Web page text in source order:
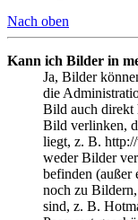
Nach oben
Kann ich Bilder in
Ja, Bilder
die
Bild auch direkt
Bild verlinken,
liegt, z. B.
weder Bilder
befinden (außer
noch zu
sind, z. B.